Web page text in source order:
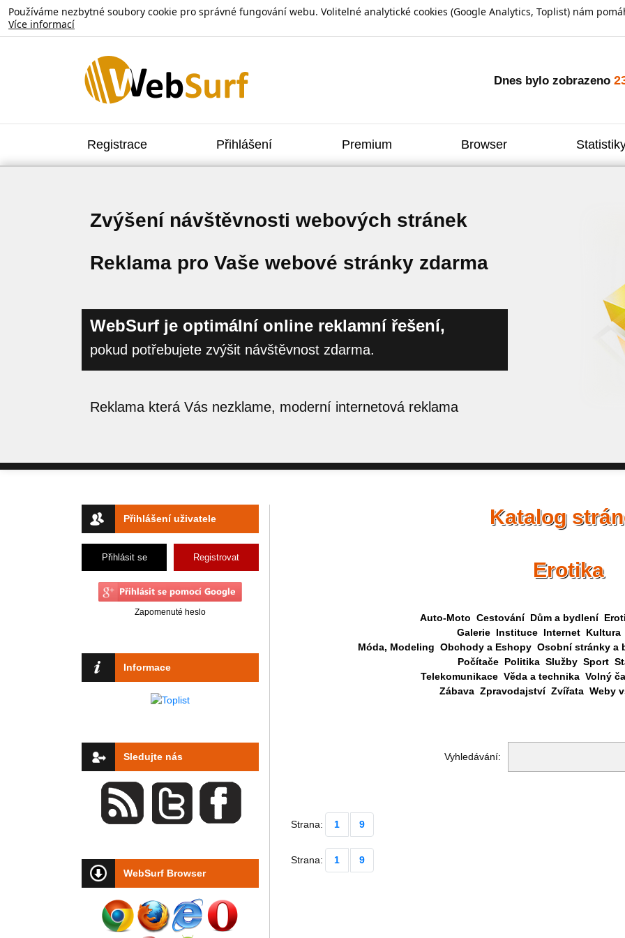
Používáme nezbytné soubory cookie pro správné fungování webu. Volitelné analytické cookies (Google Analytics, Toplist) nám
Více informací
Dnes bylo zobrazeno
Registrace Přihlášení Premium Browser
Zvýšení návštěvnosti webových stránek
Reklama pro Vaše webové stránky zdarma
WebSurf je optimální online reklamní řešení,
pokud potřebujete zvýšit návštěvnost zdarma.
Reklama která Vás nezklame, moderní internetová reklama
Přihlášení uživatele
Přihlásit se Registrovat
Zapomenuté heslo
Informace
Sledujte nás
WebSurf Browser
Katalog
Erotika
Auto-Moto Cestování Dům a bydlení
Galerie Instituce Internet Kultura
Móda, Modeling Obchody a Eshopy Osobní stránky a
Počítače Politika Služby Sport
Telekomunikace Věda a technika Volný
Zábava Zpravodajství Zvířata Weby
Vyhledávání:
Strana: 1 9
Strana: 1 9